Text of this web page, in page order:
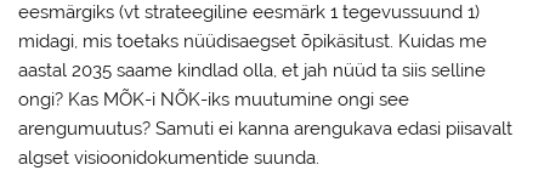
eesmärgiks (vt strateegiline eesmärk 1 tegevussuund 1)
midagi, mis toetaks nüüdisaegset õpikäsitust. Kuidas me
aastal 2035 saame kindlad olla, et jah nüüd ta siis selline
ongi? Kas MÕK-i NÕK-iks muutumine ongi see
arengumuutus? Samuti ei kanna arengukava edasi piisavalt
algset visioonidokumentide suunda.